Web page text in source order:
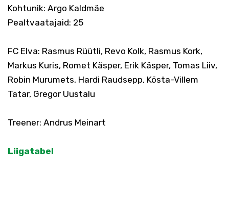
Kohtunik: Argo Kaldmäe
Pealtvaatajaid: 25
FC Elva: Rasmus Rüütli, Revo Kolk, Rasmus Kork,
Markus Kuris, Romet Käsper, Erik Käsper, Tomas Liiv,
Robin Murumets, Hardi Raudsepp, Kösta-Villem
Tatar, Gregor Uustalu
Treener: Andrus Meinart
Liigatabel